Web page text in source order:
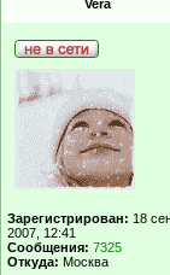
Vera
Зарегистрирован: 18
2007, 12:41
Сообщения: 7325
Откуда: Москва